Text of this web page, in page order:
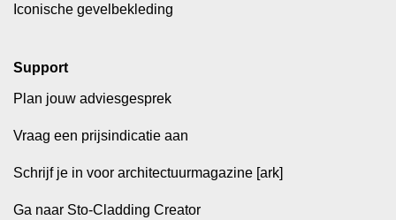
Iconische gevelbekleding
Support
Plan jouw adviesgesprek
Vraag een prijsindicatie aan
Schrijf je in voor architectuurmagazine [ark]
Ga naar Sto-Cladding Creator